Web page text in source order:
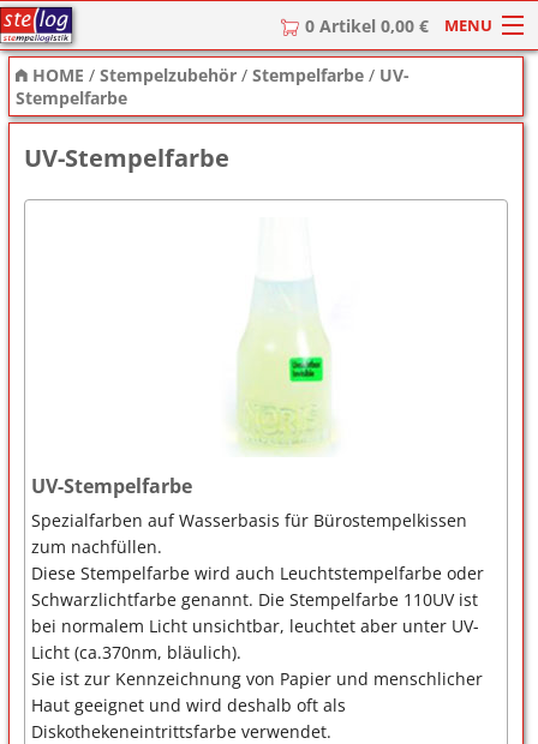
0 Artikel 0,00 € MENU
HOME
Stempel
HOME /Stempelzubehör /Stempelfarbe / UV-
Stempelfarbe
UV-Stempelfarbe
UV-Stempelfarbe
Spezialfarben auf Wasserbasis für Bürostempelkissen
zum nachfüllen.
Diese Stempelfarbe wird auch Leuchtstempelfarbe oder
Schwarzlichtfarbe genannt. Die Stempelfarbe 110UV ist
bei normalem Licht unsichtbar, leuchtet aber unter UV-
Licht (ca.370nm, bläulich).
Sie ist zur Kennzeichnung von Papier und menschlicher
Haut geeignet und wird deshalb oft als
Diskothekeneintrittsfarbe verwendet.